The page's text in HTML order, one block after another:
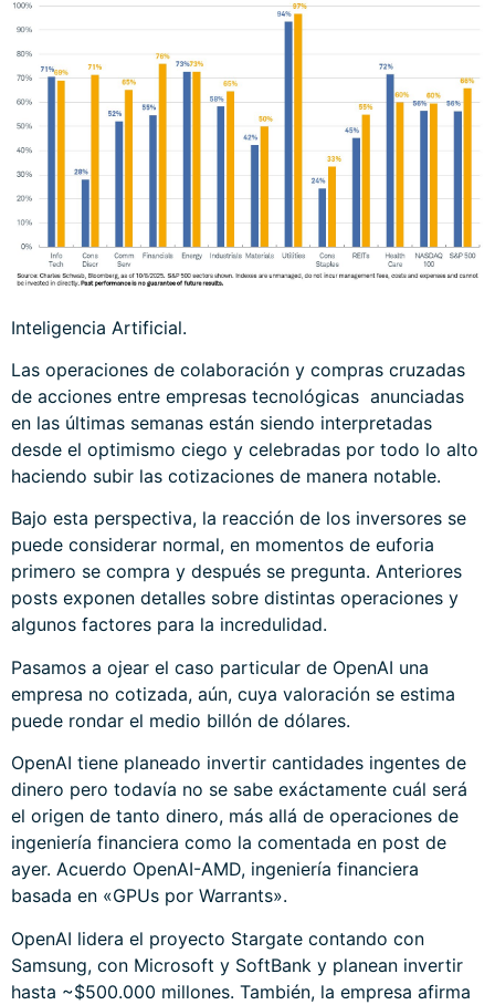
Inteligencia Artificial.
Las operaciones de colaboración y compras cruzadas
de acciones entre empresas tecnológicas anunciadas
en las últimas semanas están siendo interpretadas
desde el optimismo ciego y celebradas por todo lo alto
haciendo subir las cotizaciones de manera notable.
Bajo esta perspectiva, la reacción de los inversores se
puede considerar normal, en momentos de euforia
primero se compra y después se pregunta. Anteriores
posts exponen detalles sobre distintas operaciones y
algunos factores para la incredulidad.
Pasamos a ojear el caso particular de OpenAI una
empresa no cotizada, aún, cuya valoración se estima
puede rondar el medio billón de dólares.
OpenAI tiene planeado invertir cantidades ingentes de
dinero pero todavía no se sabe exáctamente cuál será
el origen de tanto dinero, más allá de operaciones de
ingeniería financiera como la comentada en post de
ayer. Acuerdo OpenAI-AMD, ingeniería financiera
basada en «GPUs por Warrants».
OpenAI lidera el proyecto Stargate contando con
Samsung, con Microsoft y SoftBank y planean invertir
hasta ~$500.000 millones. También, la empresa afirma